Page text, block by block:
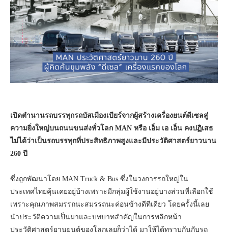
เปิดตำนานรถบรรทุกรถบัสเมืองเบียร์จากผู้สร้างเครื่องยนต์ดีเซลสู่
ความยิ่งใหญ่บนถนนขนส่งทั่วโลก MAN หรือ เอ็ม เอ เอ็น คงปฏิเสธ
ไม่ได้ว่าเป็นรถบรรทุกที่ประสิทธิภาพสูงและมีประวัติศาสตร์ยาวนาน
260 ปี
ซึ่งถูกพัฒนาโดย MAN Truck & Bus ซึ่งในวงการรถใหญ่ใน
ประเทศไทยคุ้นเคยอยู่บ้างเพราะมีกลุ่มผู้ใช้งานอยู่บางส่วนที่เลือกใช้
เพราะคุณภาพสมรรถนะสมรรถนะค่อนข้างดีทีเดียว โดยครั้งนี้เลย
นำประวัติความเป็นมาและบทบาทสำคัญในการพลิกหน้า
ประวัติศาสตร์ยานยนต์ของโลกเลยก็ว่าได้ มาให้ได้ทราบกันกับรถ